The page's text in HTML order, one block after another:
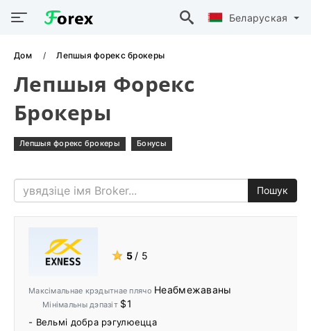
Беларуская
Дом Лепшыя форекс брокеры
Лепшыя Форекс
Брокеры
Лепшыя форекс брокеры Бонусы
Пошук
★ 5 / 5
Максімальнае крэдытнае плячо Неабмежаваны
Мінімальны дэпазіт $1
- Вельмі добра рэгулюецца